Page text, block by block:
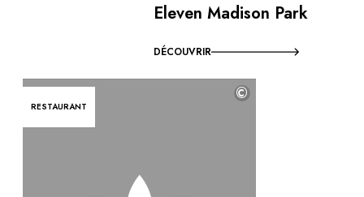
Eleven Madison Park
DÉCOUVRIR
RESTAURANT
©